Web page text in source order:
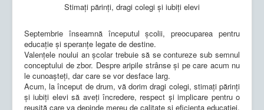
Stimați părinți, dragi colegi și iubiți elevi
Septembrie înseamnă începutul școlii, preocuparea pentru
educație și speranțe legate de destine.
Valențele noului an școlar trebuie să se contureze sub semnul
conceptului de zbor. Despre aripile strânse și pe care acum nu
le cunoașteți, dar care se vor desface larg.
Acum, la început de drum, vă dorim dragi colegi, stimați părinți
și iubiți elevi să aveți încredere, respect și implicare pentru o
reușită care va depinde mereu de calitate și eficiența educației,